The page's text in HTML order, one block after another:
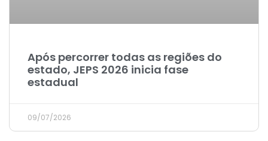
Após percorrer todas as regiões do
estado, JEPS 2026 inicia fase
estadual
09/07/2026